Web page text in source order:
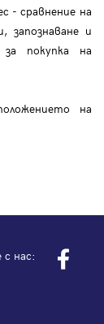
- сравнение на
запознаване и
за покупка на
на
нас: